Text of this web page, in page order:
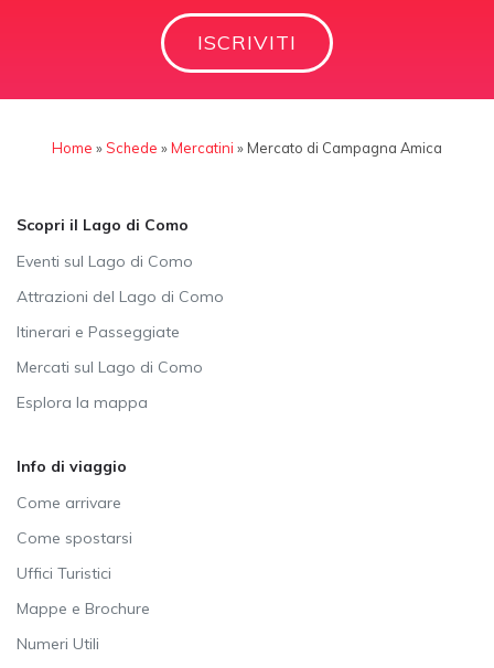
ISCRIVITI
Home »Schede »Mercatini » Mercato di Campagna Amica
Scopri il Lago di Como
Eventi sul Lago di Como
Attrazioni del Lago di Como
Itinerari e Passeggiate
Mercati sul Lago di Como
Esplora la mappa
Info di viaggio
Come arrivare
Come spostarsi
Uffici Turistici
Mappe e Brochure
Numeri Utili